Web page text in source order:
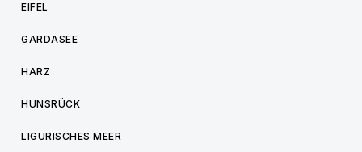
EIFEL
GARDASEE
HARZ
HUNSRÜCK
LIGURISCHES MEER